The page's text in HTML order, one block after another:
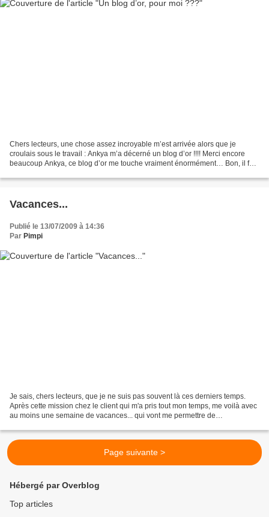
Chers lecteurs, une chose assez incroyable m’est arrivée alors que je
croulais sous le travail : Ankya m’a décerné un blog d’or !!!! Merci encore
beaucoup Ankya, ce blog d’or me touche vraiment énormément… Bon, il faut
Vacances...
Publié le 13/07/2009 à 14:36
Par Pimpi
Je sais, chers lecteurs, que je ne suis pas souvent là ces derniers temps.
Après cette mission chez le client qui m'a pris tout mon temps, me voilà avec
au moins une semaine de vacances... qui vont me permettre de
Page suivante >
Hébergé par Overblog
Top articles